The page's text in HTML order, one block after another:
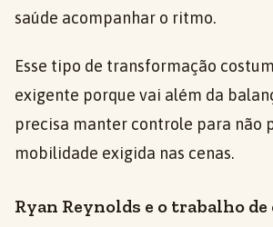
saúde acompanhar o ritmo.
Esse tipo de transformação
exigente porque vai além da
precisa manter controle para não
mobilidade exigida nas cenas.
Ryan Reynolds e o trabalho